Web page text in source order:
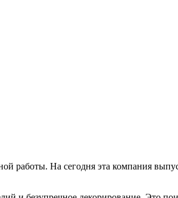
работы. На сегодня эта компания